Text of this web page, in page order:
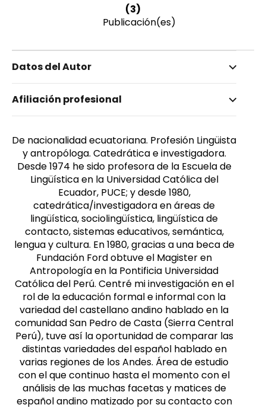
(3)
Publicación(es)
Datos del Autor
Haboud Bumachar, Marleen
Afiliación profesional
De nacionalidad ecuatoriana. Profesión Lingüista
y antropóloga. Catedrática e investigadora.
Desde 1974 he sido profesora de la Escuela de
Lingüística en la Universidad Católica del
Ecuador, PUCE; y desde 1980,
catedrática/investigadora en áreas de
lingüística, sociolingüística, lingüística de
contacto, sistemas educativos, semántica,
lengua y cultura. En 1980, gracias a una beca de
Fundación Ford obtuve el Magister en
Antropología en la Pontificia Universidad
Católica del Perú. Centré mi investigación en el
rol de la educación formal e informal con la
variedad del castellano andino hablado en la
comunidad San Pedro de Casta (Sierra Central
Perú), tuve así la oportunidad de comparar las
distintas variedades del español hablado en
varias regiones de los Andes. Área de estudio
con el que continuo hasta el momento con el
análisis de las muchas facetas y matices de
español andino matizado por su contacto con